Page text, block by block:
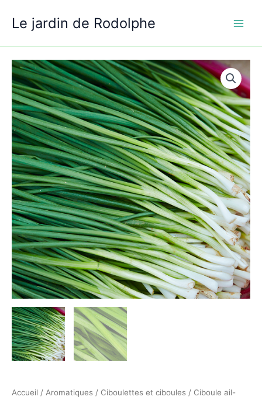
contenu
Le jardin de Rodolphe
Accueil / Aromatiques / Ciboulettes et ciboules / Ciboule ail-